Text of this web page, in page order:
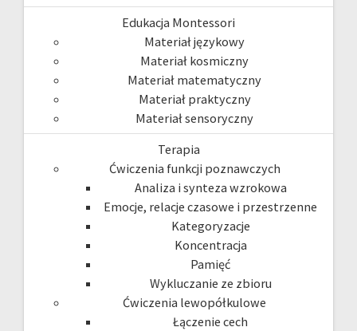
Edukacja Montessori
Materiał językowy
Materiał kosmiczny
Materiał matematyczny
Materiał praktyczny
Materiał sensoryczny
Terapia
Ćwiczenia funkcji poznawczych
Analiza i synteza wzrokowa
Emocje, relacje czasowe i przestrzenne
Kategoryzacje
Koncentracja
Pamięć
Wykluczanie ze zbioru
Ćwiczenia lewopółkulowe
Łączenie cech